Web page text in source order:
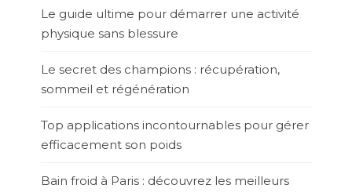
Le guide ultime pour démarrer une activité
physique sans blessure
Le secret des champions : récupération,
sommeil et régénération
Top applications incontournables pour gérer
efficacement son poids
Bain froid à Paris : découvrez les meilleurs